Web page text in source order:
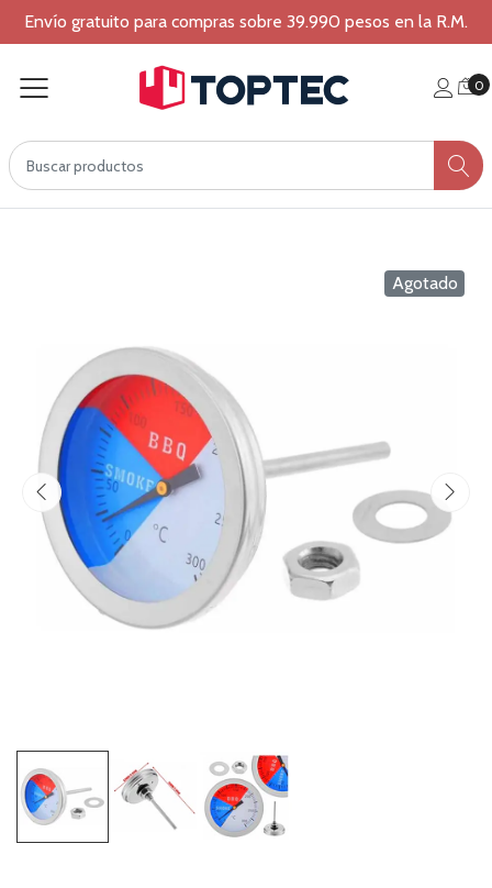
Envío gratuito para compras sobre 39.990 pesos en la R.M.
0
Agotado